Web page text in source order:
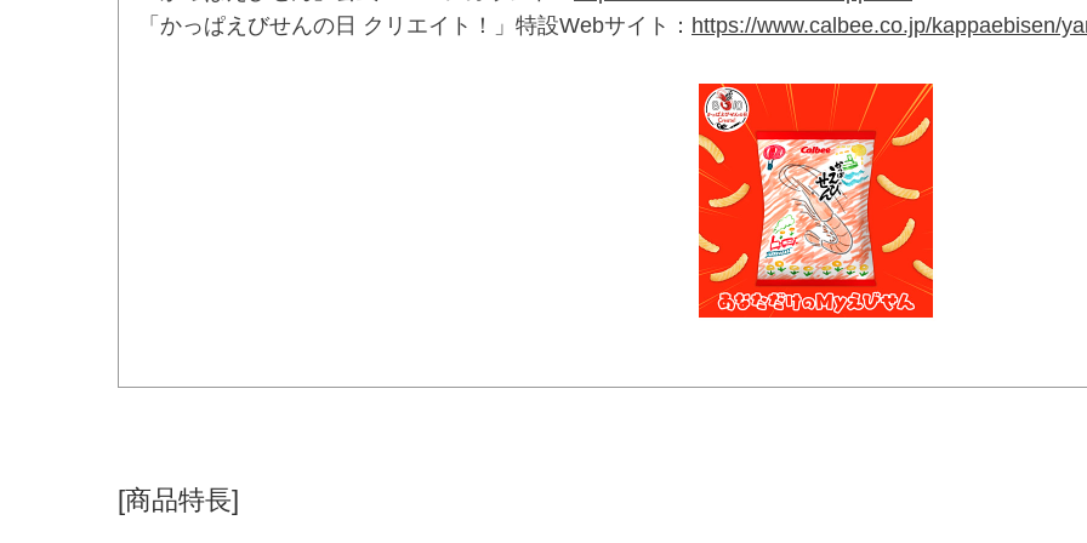
「かっぱえびせんの日 クリエイト！」特設Webサイト： https://www.calbee.co.jp/kappaebisen/
[商品特長]